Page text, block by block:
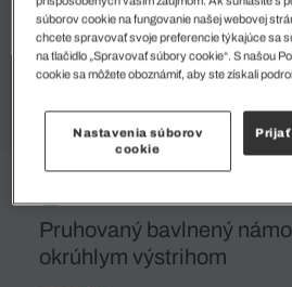
Pruhovaný bavlnený
okrúhlym výstrihom
súborov cookie na fungovanie našej webovej
chcete spravovať svoje preferencie týkajúce sa
na tlačidlo „Spravovať súbory cookie“. S našou
cookie sa môžete oboznámiť, aby ste získali
Nastavenia súborov
cookie
Prijať